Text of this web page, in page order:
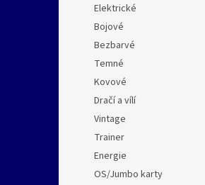
Elektrické
Bojové
Bezbarvé
Temné
Kovové
Dračí a vílí
Vintage
Trainer
Energie
OS/Jumbo karty